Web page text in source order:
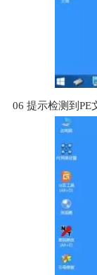
06 提示检测到PE